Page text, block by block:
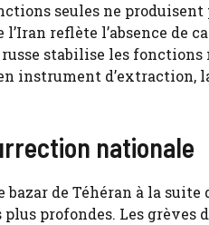
seules ne
l’Iran reflète l’absence
stabilise les fonctions
instrument d’extraction,
nationale
de Téhéran à la
profondes. Les grèves